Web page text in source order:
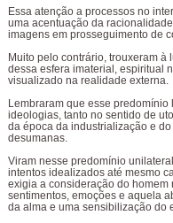
Essa atenção a processos no
uma acentuação da
imagens em prosseguimento de
Muito pelo contrário, trouxeram
dessa esfera imaterial, espiritual
visualizado na realidade externa.
Lembraram que esse
ideologias, tanto no sentido de
da época da industrialização e
desumanas.
Viram nesse predomínio
intentos idealizados até mesmo
exigia a consideração do homem
sentimentos, emoções e aquela
da alma e uma sensibilização do